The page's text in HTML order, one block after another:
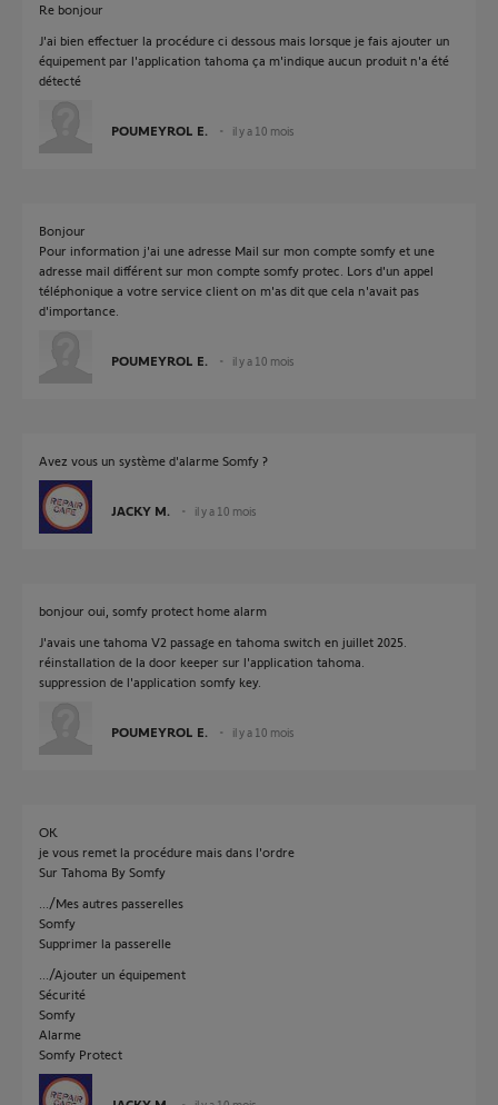
Re bonjour
J'ai bien effectuer la procédure ci dessous mais lorsque je fais ajouter un
équipement par l'application tahoma ça m'indique aucun produit n'a été
détecté
POUMEYROL E. il y a 10 mois
Bonjour
Pour information j'ai une adresse Mail sur mon compte somfy et une
adresse mail différent sur mon compte somfy protec. Lors d'un appel
téléphonique a votre service client on m'as dit que cela n'avait pas
d'importance.
POUMEYROL E. il y a 10 mois
Avez vous un système d'alarme Somfy ?
JACKY M. il y a 10 mois
bonjour oui, somfy protect home alarm
J'avais une tahoma V2 passage en tahoma switch en juillet 2025.
réinstallation de la door keeper sur l'application tahoma.
suppression de l'application somfy key.
POUMEYROL E. il y a 10 mois
OK
je vous remet la procédure mais dans l'ordre
Sur Tahoma By Somfy
.../Mes autres passerelles
Somfy
Supprimer la passerelle
.../Ajouter un équipement
Sécurité
Somfy
Alarme
Somfy Protect